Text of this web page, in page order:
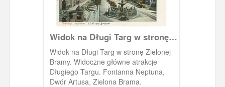
serię zdjęć przedstawiających
zabudowę miejską Gdańska,
Westerplatte, cmentarz centralny
(Srebrzysko) oraz zamek w Malborku i
zabudowania znajdujące się na Helu.
Zakaz kopiowania, zasób dostępny w
zbiorach Muzeum II Wojny Światowej w
Gdańsku, sygnatura:
Widok na Długi Targ w stronę
Zielonej Bramy
Widok na Długi Targ w stronę Zielonej
Bramy. Widoczne główne atrakcje
Długiego Targu. Fontanna Neptuna,
Dwór Artusa, Zielona Brama.